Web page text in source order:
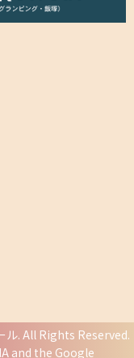
ル. All Rights Reserved.
and the Google